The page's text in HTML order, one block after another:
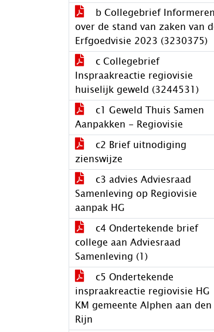
b Collegebrief Informeren
over de stand van zaken van
Erfgoedvisie 2023 (3230375)
c Collegebrief
Inspraakreactie regiovisie
huiselijk geweld (3244531)
c1 Geweld Thuis Samen
Aanpakken - Regiovisie
c2 Brief uitnodiging
zienswijze
c3 advies Adviesraad
Samenleving op Regiovisie
aanpak HG
c4 Ondertekende brief
college aan Adviesraad
Samenleving (1)
c5 Ondertekende
inspraakreactie regiovisie HG
KM gemeente Alphen aan den
Rijn